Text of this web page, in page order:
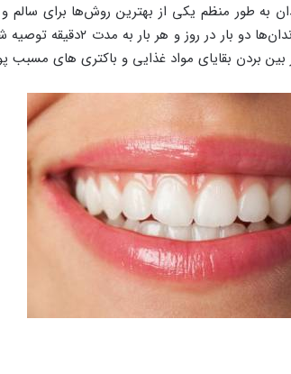
به طور منظم یکی از بهترین روش‌ها برای سالم
محسوب می‌شود. مسواک زدن دندان‌ها
بردن بقایای مواد غذایی و باکتری های